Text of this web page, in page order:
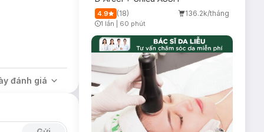
đánh giá
4.9 (18) 136.2k/tháng
Timer Gray Icon
1 lần 60 phút